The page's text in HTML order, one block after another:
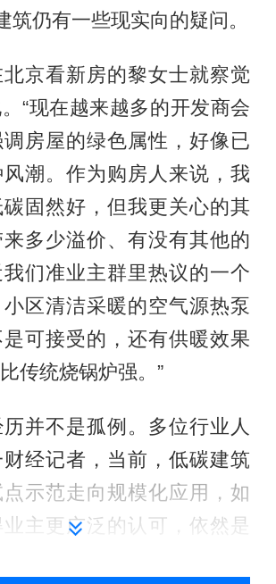
筑仍有一些现实向的疑问。
北京看新房的黎女士就察觉
“现在越来越多的开发商会
房屋的绿色属性，好像已
潮。作为购房人来说，我
固然好，但我更关心的其
多少溢价、有没有其他的
们准业主群里热议的一个
区清洁采暖的空气源热泵
可接受的，还有供暖效果
传统烧锅炉强。”
并不是孤例。多位行业人
经记者，当前，低碳建筑
示范走向规模化应用，如
主更广泛的认可，依然是